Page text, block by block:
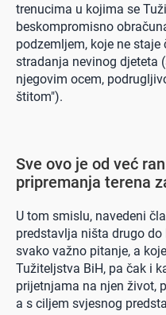
trenucima u kojima se
beskompromisno
podzemljem, koje ne
stradanja nevinog djeteta
njegovim ocem,
štitom").
Sve ovo je od već
pripremanja terena
U tom smislu, navedeni
predstavlja ništa drugo
svako važno pitanje, a
Tužiteljstva BiH, pa čak i
prijetnjama na njen život,
a s ciljem svjesnog